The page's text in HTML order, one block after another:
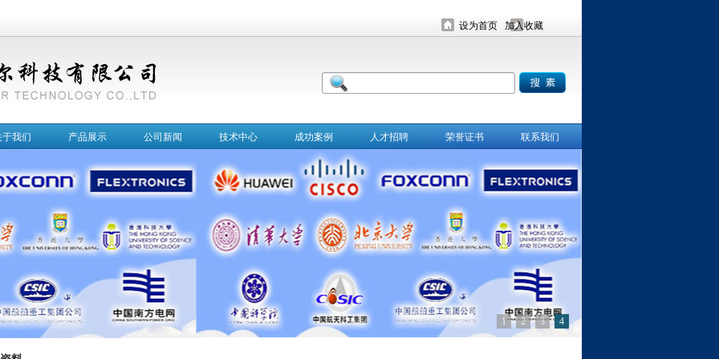
设为首页 加入收藏
于我们 产品展示 公司新闻 技术中心 成功案例 人才招聘 荣誉证书 联系我们
1 2 3 4